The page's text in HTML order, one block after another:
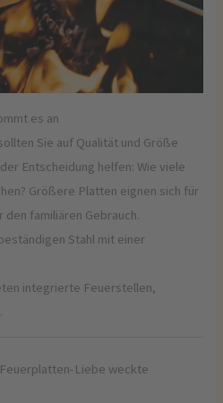
es an
Sie auf Qualität und Größe
Entscheidung helfen: Wie viele
Größere Platten eignen sich für
familiären Gebrauch.
Stahl mit einer
integrierte Feuerstellen,
Liebe weckte